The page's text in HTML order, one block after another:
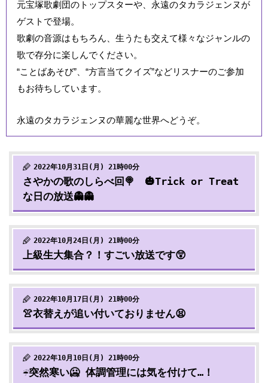
元宝塚歌劇団のトップスターや、永遠のタカラジェンヌが
ゲストで登場。
歌劇の音源はもちろん、生うたも交えて様々なジャンルの
歌で存分に楽しんでください。
“ことばあそび”、“方言当てクイズ”などリスナーのご参加
もお待ちしています。
永遠のタカラジェンヌの華麗な世界へどうぞ。
2022年10月31日(月) 21時00分
さやかの歌のしらべ回🍭 🎃Trick or Treat
な日の放送👻👻
2022年10月24日(月) 21時00分
上級生大集合？！すごい放送です😲
2022年10月17日(月) 21時00分
👚衣替えが追い付いておりません😫
2022年10月10日(月) 21時00分
☔突然寒い🥶 体調管理には気を付けて…！